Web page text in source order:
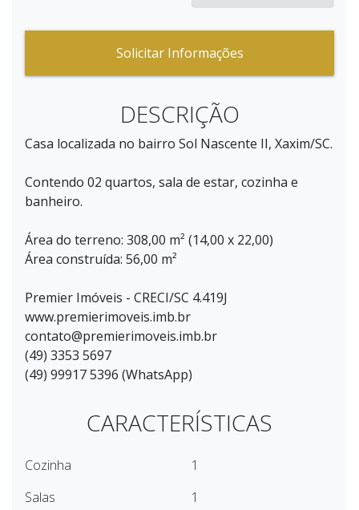
Solicitar Informações
DESCRIÇÃO
Casa localizada no bairro Sol Nascente II, Xaxim/SC.
Contendo 02 quartos, sala de estar, cozinha e
banheiro.
Área do terreno: 308,00 m² (14,00 x 22,00)
Área construída: 56,00 m²
Premier Imóveis - CRECI/SC 4.419J
www.premierimoveis.imb.br
contato@premierimoveis.imb.br
(49) 3353 5697
(49) 99917 5396 (WhatsApp)
CARACTERÍSTICAS
Cozinha
1
Salas
1